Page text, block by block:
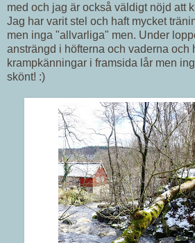
med och jag är också väldigt nöjd att
Jag har varit stel och haft mycket
men inga "allvarliga" men. Under
ansträngd i höfterna och vaderna och
krampkänningar i framsida lår men
skönt! :)